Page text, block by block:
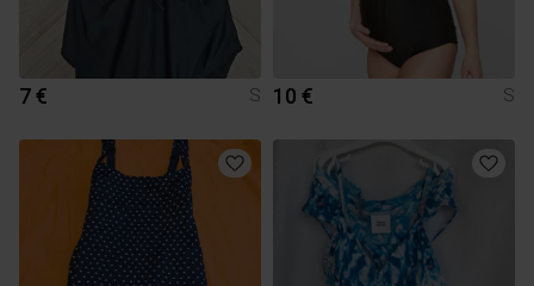
7 € S 10 € S